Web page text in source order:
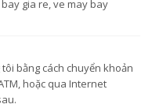
gia re, ve may bay
bằng cách chuyển khoản
hoặc qua Internet